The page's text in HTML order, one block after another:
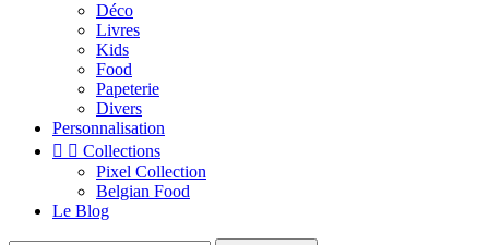
Déco
Livres
Kids
Food
Papeterie
Divers
Personnalisation
  Collections
Pixel Collection
Belgian Food
Le Blog